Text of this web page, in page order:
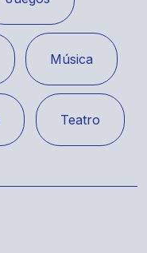
Música
Teatro